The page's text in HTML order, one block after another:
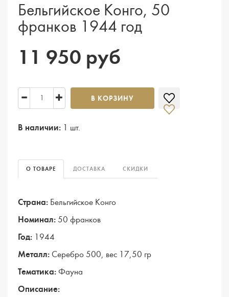
Бельгийское Конго, 50
франков 1944 год
11 950 руб
В КОРЗИНУ
В наличии: 1 шт.
О ТОВАРЕ ДОСТАВКА СКИДКИ
Страна: Бельгийское Конго
Номинал: 50 франков
Год: 1944
Металл: Серебро 500, вес 17,50 гр
Тематика: Фауна
Описание: